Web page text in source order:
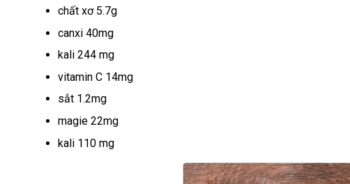
chất xơ 5.7g
canxi 40mg
kali 244 mg
vitamin C 14mg
sắt 1.2mg
magie 22mg
kali 110 mg